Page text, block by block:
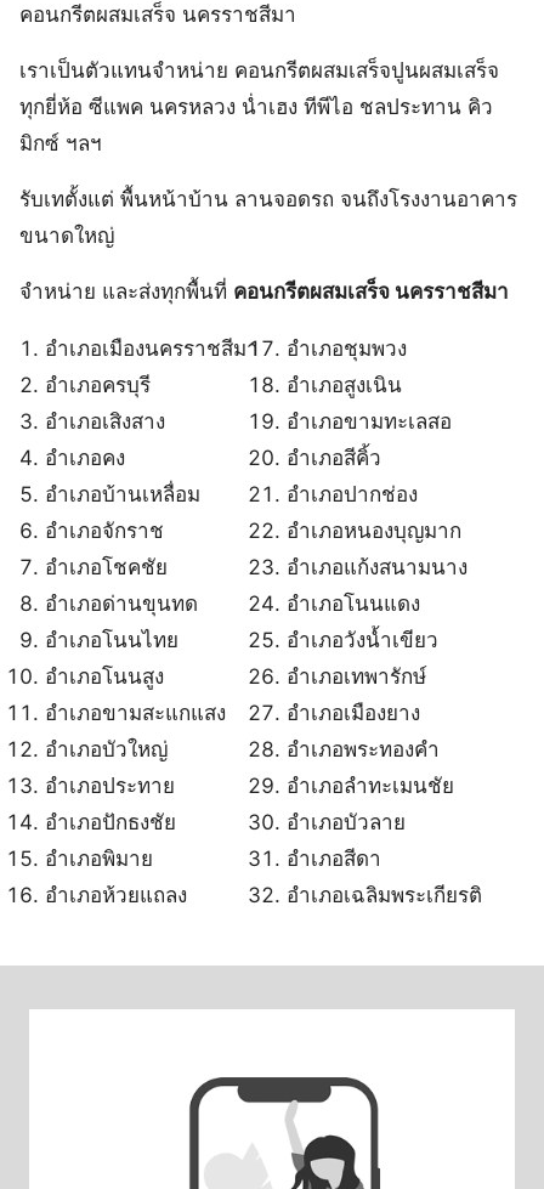
คอนกรีตผสมเสร็จ นครราชสีมา
เราเป็นตัวแทนจำหน่าย คอนกรีตผสมเสร็จปูนผสมเสร็จ
ทุกยี่ห้อ ซีแพค นครหลวง น่ำเฮง ทีพีไอ ชลประทาน คิว
มิกซ์ ฯลฯ
รับเทตั้งแต่ พื้นหน้าบ้าน ลานจอดรถ จนถึงโรงงานอาคาร
ขนาดใหญ่
จำหน่าย และส่งทุกพื้นที่ คอนกรีตผสมเสร็จ นครราชสีมา
อำเภอเมืองนครราชสีมา
อำเภอครบุรี
อำเภอเสิงสาง
อำเภอคง
อำเภอบ้านเหลื่อม
อำเภอจักราช
อำเภอโชคชัย
อำเภอด่านขุนทด
อำเภอโนนไทย
อำเภอโนนสูง
อำเภอขามสะแกแสง
อำเภอบัวใหญ่
อำเภอประทาย
อำเภอปักธงชัย
อำเภอพิมาย
อำเภอห้วยแถลง
อำเภอชุมพวง
อำเภอสูงเนิน
อำเภอขามทะเลสอ
อำเภอสีคิ้ว
อำเภอปากช่อง
อำเภอหนองบุญมาก
อำเภอแก้งสนามนาง
อำเภอโนนแดง
อำเภอวังน้ำเขียว
อำเภอเทพารักษ์
อำเภอเมืองยาง
อำเภอพระทองคำ
อำเภอลำทะเมนชัย
อำเภอบัวลาย
อำเภอสีดา
อำเภอเฉลิมพระเกียรติ